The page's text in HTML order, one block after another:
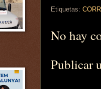
Etiquetas:
No hay
Publicar